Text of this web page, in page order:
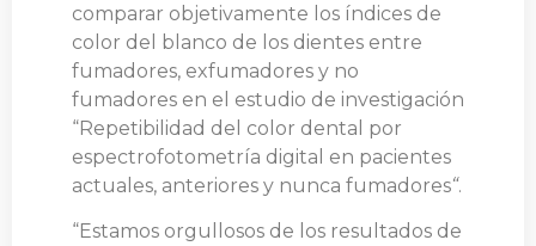
comparar objetivamente los índices de
color del blanco de los dientes entre
fumadores, exfumadores y no
fumadores en el estudio de investigación
“Repetibilidad del color dental por
espectrofotometría digital en pacientes
actuales, anteriores y nunca fumadores“.
“Estamos orgullosos de los resultados de